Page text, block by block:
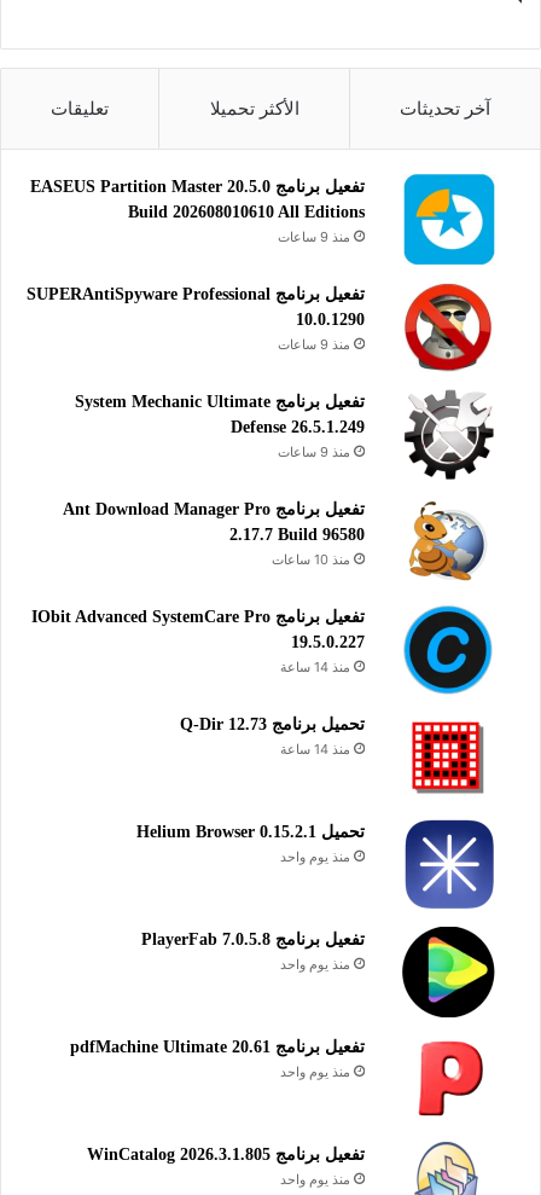
الموقع:www.drivethelife.com
التعريفات.
تنشيط برنامج تنظيف الويندوز وتحميل تحديثات تعريفات الكمبيوتر
Driver Talent Pro
رابط التحميل الأول
رابط التحميل الثاني
برنامج متكامل لتنظيف نظام الويندوز بشكل فعال وتحميل أحدث
Talent Pro. يقدم هذا البرنامج حلاً شاملاً يضمن تحسين أداء جهاز
المشكلات المتعلقة بها، مما يساعد في تعزيز سرعة واستقرار النظام
بشكل ملحوظ.
تحديث تعريفات ويندوز
آخر تحديثات الأكثر تحميلا تعليقات
تفعيل برنامج EASEUS Partition Master 20.5.0
Build 202608010610 All Editions
منذ 9 ساعات
تفعيل برنامج SUPERAntiSpyware Professional
10.0.1290
منذ 9 ساعات
تفعيل برنامج System Mechanic Ultimate
Defense 26.5.1.249
منذ 9 ساعات
تفعيل برنامج Ant Download Manager Pro
2.17.7 Build 96580
منذ 10 ساعات
تفعيل برنامج IObit Advanced SystemCare Pro
19.5.0.227
منذ 14 ساعة
تحميل برنامج Q-Dir 12.73
منذ 14 ساعة
تحميل Helium Browser 0.15.2.1
منذ يوم واحد
تفعيل برنامج PlayerFab 7.0.5.8
منذ يوم واحد
تفعيل برنامج pdfMachine Ultimate 20.61
منذ يوم واحد
تفعيل برنامج WinCatalog 2026.3.1.805
منذ يوم واحد